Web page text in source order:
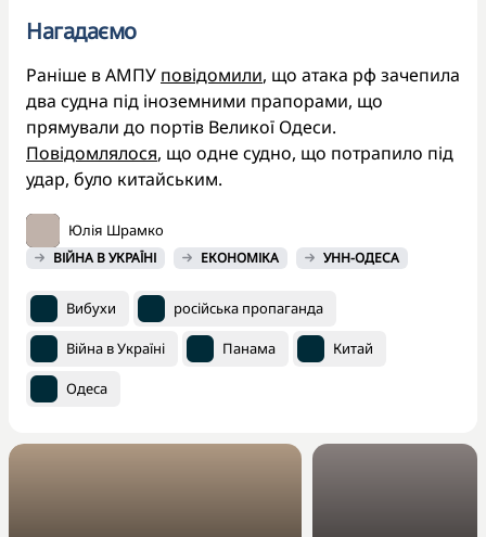
Нагадаємо
Раніше в АМПУ повідомили, що атака рф зачепила
два судна під іноземними прапорами, що
прямували до портів Великої Одеси.
Повідомлялося, що одне судно, що потрапило під
удар, було китайським.
Юлія Шрамко
ВІЙНА В УКРАЇНІ ЕКОНОМІКА УНН-ОДЕСА
Вибухи російська пропаганда
Війна в Україні Панама Китай
Одеса